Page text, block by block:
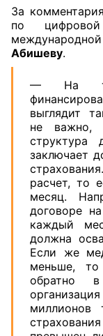
За
по
Абишеву.
— На
выглядит
не важно,
заключает
расчет, то
месяц.
договоре
каждый
должна
Если же
меньше,
обратно
миллионов